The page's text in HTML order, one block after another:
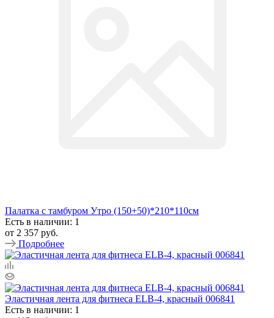
Палатка с тамбуром Утро (150+50)*210*110см
Есть в наличии: 1
от 2 357 руб.
Подробнее
Эластичная лента для фитнеса ELB-4, красный 006841
Есть в наличии: 1